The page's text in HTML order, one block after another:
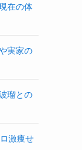
在の体
実家の
瑠との
激痩せ